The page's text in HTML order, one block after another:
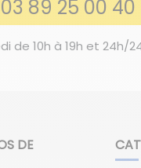
03 89 25 00 40
de 10h à 19h et 24h/
DE